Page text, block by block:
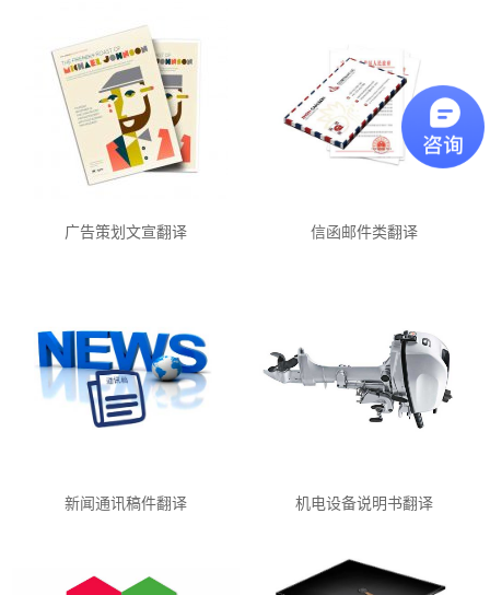
广告策划文宣翻译 信函邮件类翻译
新闻通讯稿件翻译 机电设备说明书翻译